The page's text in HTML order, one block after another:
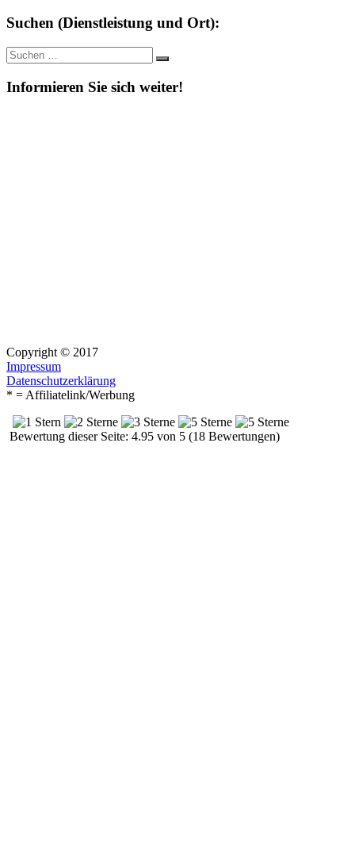
Suchen (Dienstleistung und Ort):
Suche
nach:
Suchen
Informieren Sie sich weiter!
Copyright © 2017
Impressum
Datenschutzerklärung
* = Affiliatelink/Werbung
Bewertung dieser Seite: 4.95 von 5 (18 Bewertungen)